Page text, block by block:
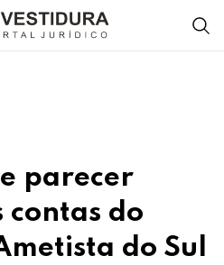
parecer
do
do Sul